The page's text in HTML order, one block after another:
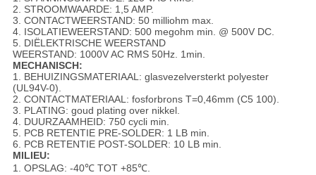
2. STROOMWAARDE: 1,5 AMP.
3. CONTACTWEERSTAND: 50 milliohm max.
4. ISOLATIEWEERSTAND: 500 megohm min. @ 500V DC.
5. DIËLEKTRISCHE WEERSTAND
WEERSTAND: 1000V AC RMS 50Hz. 1min.
MECHANISCH:
1. BEHUIZINGSMATERIAAL: glasvezelversterkt polyester
(UL94V-0).
2. CONTACTMATERIAAL: fosforbrons T=0,46mm (C5 100).
3. PLATING: goud plating over nikkel.
4. DUURZAAMHEID: 750 cycli min.
5. PCB RETENTIE PRE-SOLDER: 1 LB min.
6. PCB RETENTIE POST-SOLDER: 10 LB min.
MILIEU:
1. OPSLAG: -40℃ TOT +85℃.